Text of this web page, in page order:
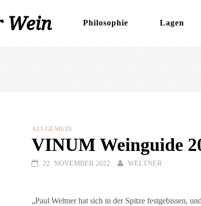
Philosophie Lagen
ALLGEMEIN
VINUM Weinguide
22. NOVEMBER 2022 WELTNER
„Paul Weltner hat sich in der Spitze festgebissen,